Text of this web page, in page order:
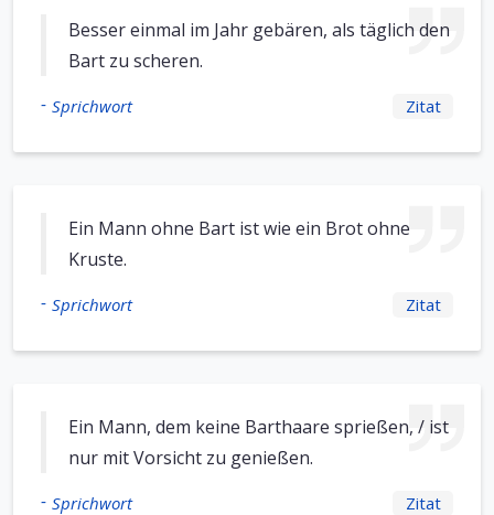
Besser einmal im Jahr gebären, als täglich den
Bart zu scheren.
- Sprichwort Zitat
Ein Mann ohne Bart ist wie ein Brot ohne
Kruste.
- Sprichwort Zitat
Ein Mann, dem keine Barthaare sprießen, / ist
nur mit Vorsicht zu genießen.
- Sprichwort Zitat